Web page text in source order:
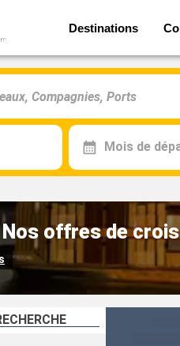
Destinations
Mois de
offres de